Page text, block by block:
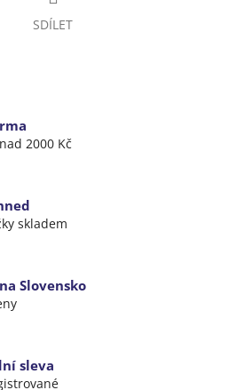
SDÍLET
2000 Kč
skladem
Slovensko
sleva